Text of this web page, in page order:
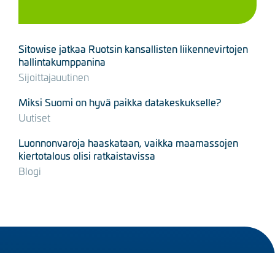
Sitowise jatkaa Ruotsin kansallisten liikennevirtojen
hallintakumppanina
Sijoittajauutinen
Miksi Suomi on hyvä paikka datakeskukselle?
Uutiset
Luonnonvaroja haaskataan, vaikka maamassojen
kiertotalous olisi ratkaistavissa
Blogi